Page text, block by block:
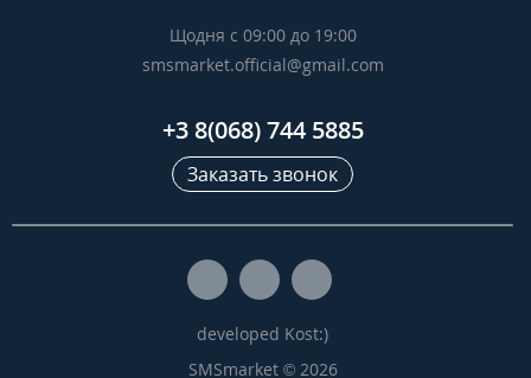
Щодня с 09:00 до 19:00
smsmarket.official@gmail.com
+3 8(068) 744 5885
Заказать звонок
SMSmarket © 2026
developed Kost:)